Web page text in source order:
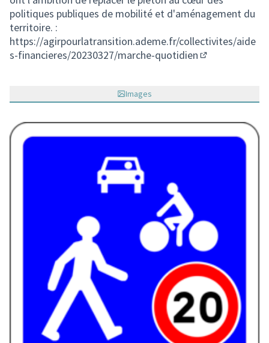
politiques publiques de mobilité et d'aménagement du
territoire. :
https://agirpourlatransition.ademe.fr/collectivites/aide
s-financieres/20230327/marche-quotidien
Images